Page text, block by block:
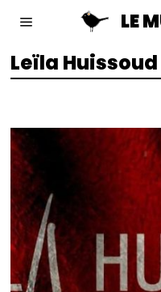
LE
Leïla Huissoud